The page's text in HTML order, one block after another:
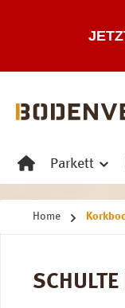
Parkett
Home